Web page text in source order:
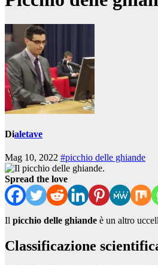
Dialetave
Mag 10, 2022 #picchio delle ghiande
Spread the love
Il picchio delle ghiande è un altro
Classificazione